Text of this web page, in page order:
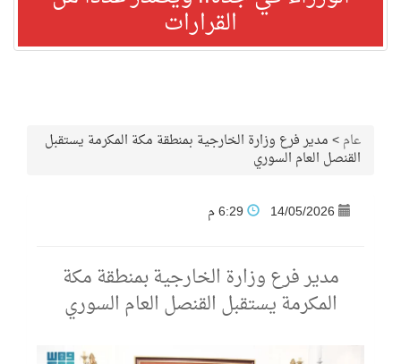
القرارات
عام>مدير فرع وزارة الخارجية بمنطقة مكة المكرمة يستقبل
القنصل العام السوري
14/05/2026
مدير فرع وزارة الخارجية بمنطقة مكة
المكرمة يستقبل القنصل العام السوري